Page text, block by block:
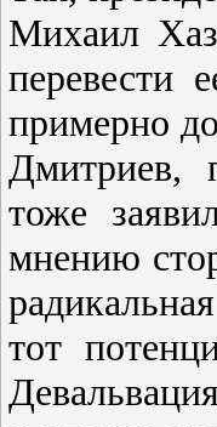
Михаил
перевести
примерно
Дмитриев,
тоже
мнению
тот